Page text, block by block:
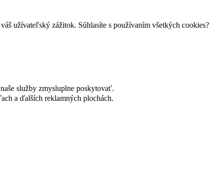
užívateľský zážitok. Súhlasíte s používaním všetkých cookies?
služby zmysluplne poskytovať.
a ďalších reklamných plochách.